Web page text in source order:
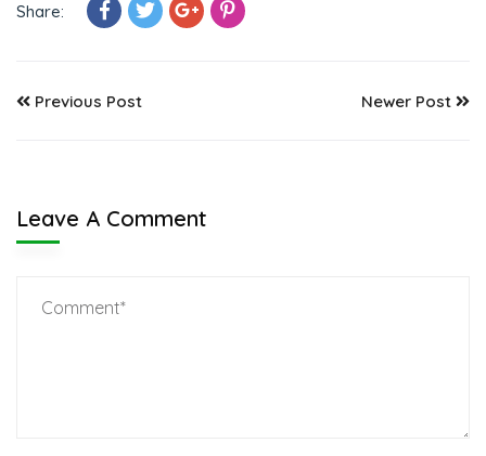
Share:
Previous Post Newer Post
Leave A Comment